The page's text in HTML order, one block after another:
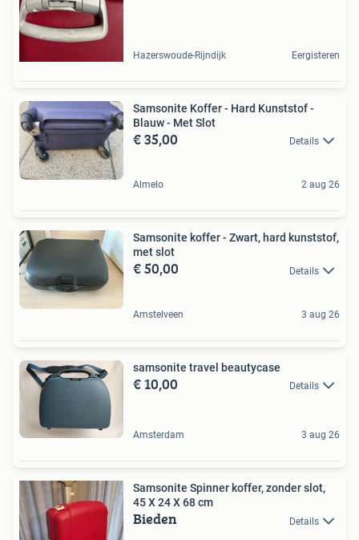
Hazerswoude-Rijndijk Eergisteren
Samsonite Koffer - Hard Kunststof -
Blauw - Met Slot
€ 35,00 Details
Almelo 2 aug 26
Samsonite koffer - Zwart, hard kunststof,
met slot
€ 50,00 Details
Amstelveen 3 aug 26
samsonite travel beautycase
€ 10,00 Details
Amsterdam 3 aug 26
Samsonite Spinner koffer, zonder slot,
45 X 24 X 68 cm
Bieden Details